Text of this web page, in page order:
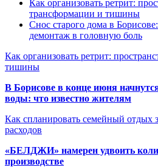
Как организовать ретрит:
трансформации и тишины
Снос старого дома в
демонтаж в головную боль
Как организовать ретрит:
тишины
В Борисове в конце июня
воды: что известно жителям
Как спланировать семейный отдых
расходов
«БЕЛДЖИ» намерен удвоить
производстве